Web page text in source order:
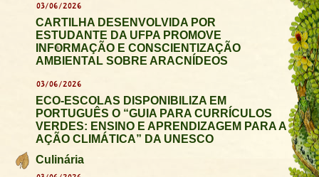
03/06/2026
CARTILHA DESENVOLVIDA POR
ESTUDANTE DA UFPA PROMOVE
INFORMAÇÃO E CONSCIENTIZAÇÃO
AMBIENTAL SOBRE ARACNÍDEOS
03/06/2026
ECO-ESCOLAS DISPONIBILIZA EM
PORTUGUÊS O “GUIA PARA CURRÍCULOS
VERDES: ENSINO E APRENDIZAGEM PARA A
AÇÃO CLIMÁTICA” DA UNESCO
Culinária